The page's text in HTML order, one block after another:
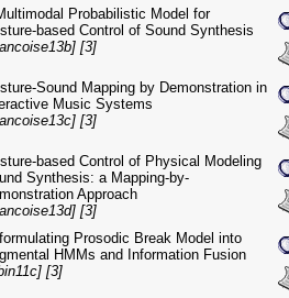
Probabilistic Model for
based Control of Sound Synthesis
[3]
Sound Mapping by Demonstration in
Music Systems
[3]
based Control of Physical Modeling
Synthesis: a Mapping-by-
Approach
[3]
Prosodic Break Model into
HMMs and Information Fusion
[3]